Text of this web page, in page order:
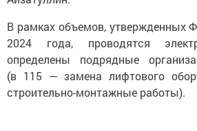
В рамках объемов, утвержденных
2024 года, проводятся
определены подрядные
(в 115 — замена лифтового
строительно-монтажные работы).